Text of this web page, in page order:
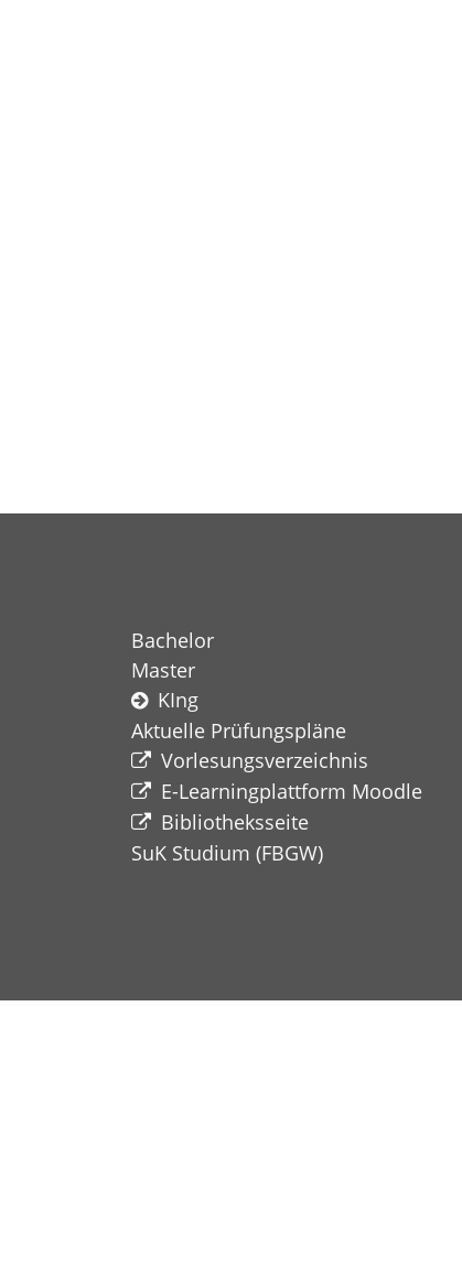
Bachelor
Master
KIng
Aktuelle Prüfungspläne
Vorlesungsverzeichnis
E-Learningplattform Moodle
Bibliotheksseite
SuK Studium (FBGW)